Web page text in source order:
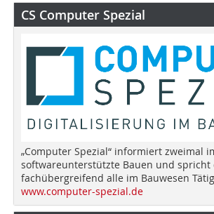
CS Computer Spezial
„Computer Spezial“ informiert zweimal
softwareunterstützte Bauen und spricht
fachübergreifend alle im Bauwesen
www.computer-spezial.de